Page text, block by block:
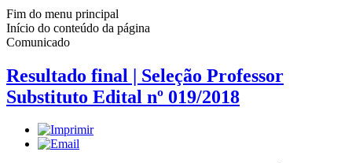
Fim do menu principal
Início do conteúdo da página
Comunicado
Resultado final | Seleção Professor
Substituto Edital nº 019/2018